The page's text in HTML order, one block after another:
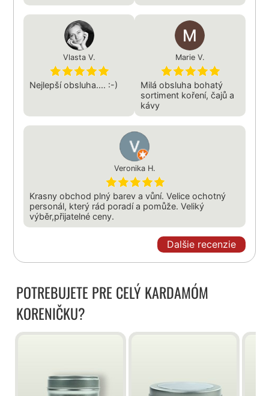
Vlasta V.
Nejlepší obsluha.... :-)
Marie V.
Milá obsluha bohatý
sortiment koření, čajů a
kávy
Veronika H.
Krasny obchod plný barev a vůní. Velice ochotný
personál, který rád poradí a pomůže. Veliký
výběr,přijatelné ceny.
Dalšie recenzie
POTREBUJETE PRE CELÝ KARDAMÓM
KORENIČKU?